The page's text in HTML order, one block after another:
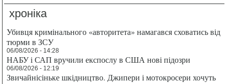
хроніка
Убивця кримінального «авторитета» намагався сховатись від
тюрми в ЗСУ
06/08/2026 - 14:28
НАБУ і САП вручили експослу в США нові підозри
06/08/2026 - 12:19
Звичайнісіньке шкідництво. Джипери і мотокросери хочуть